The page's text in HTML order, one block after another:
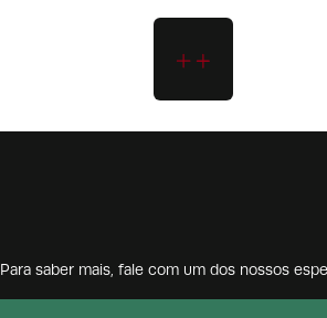
Para saber mais, fale com um dos nossos